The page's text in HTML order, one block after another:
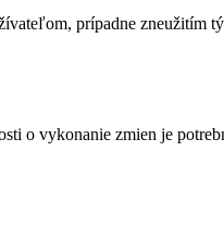
prípadne zneužitím
o vykonanie zmien je